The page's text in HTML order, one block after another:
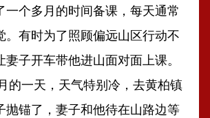
一个多月的时间备课，每天通常
。有时为了照顾偏远山区行动不
子开车带他进山面对面上课。
的一天，天气特别冷，去黄柏镇
抛锚了，妻子和他待在山路边等